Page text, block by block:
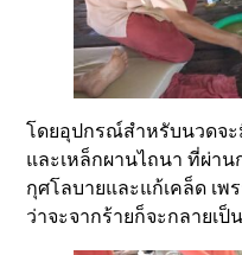
โดยอุปกรณ์สำหรับนวดจะ
และเหล็กผานไถนา ที่ผ่าน
กุศโลบายและแก้เคล็ด เพ
ว่าจะจากร้ายก็จะกลายเป็